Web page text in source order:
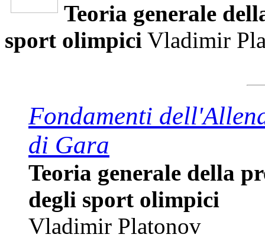
Teoria generale
sport olimpici Vladimir
Fondamenti
di Gara
Teoria generale della
degli sport olimpici
Vladimir Platonov